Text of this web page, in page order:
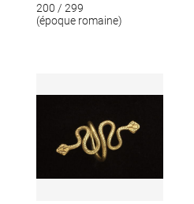
200 / 299
(époque romaine)